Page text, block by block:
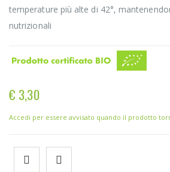
temperature più alte di 42°,
nutrizionali
€ 3,30
Accedi per essere avvisato quando il prodotto